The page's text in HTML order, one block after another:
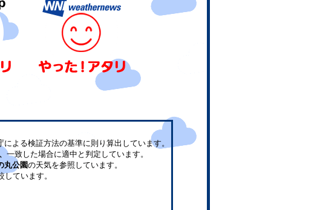
よる検証方法の基準に則り算出しています。
一致した場合に適中と判定しています。
丸公園の天気を参照しています。
しています。